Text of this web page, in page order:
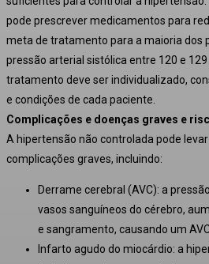
pode prescrever medicamentos para
meta de tratamento para a maioria dos
pressão arterial sistólica entre 120 e
tratamento deve ser individualizado,
e condições de cada paciente
Complicações e doenças graves e
A hipertensão não controlada pode
complicações graves, incluindo:
Derrame cerebral (AVC): a
vasos sanguíneos do cérebro,
e sangramento, causando um
Infarto agudo do miocárdio: a